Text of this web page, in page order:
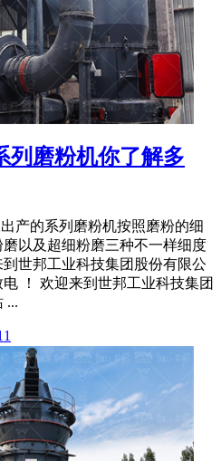
列磨粉机你了解多
产的系列磨粉机按照磨粉的细
以及超细粉磨三种不一样细度
到世邦工业科技集团股份有限公
！ 欢迎来到世邦工业科技集团
...